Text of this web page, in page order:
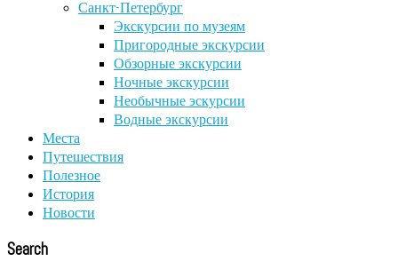
Санкт-Петербург
Экскурсии по музеям
Пригородные экскурсии
Обзорные экскурсии
Ночные экскурсии
Необычные эскурсии
Водные экскурсии
Места
Путешествия
Полезное
История
Новости
Search